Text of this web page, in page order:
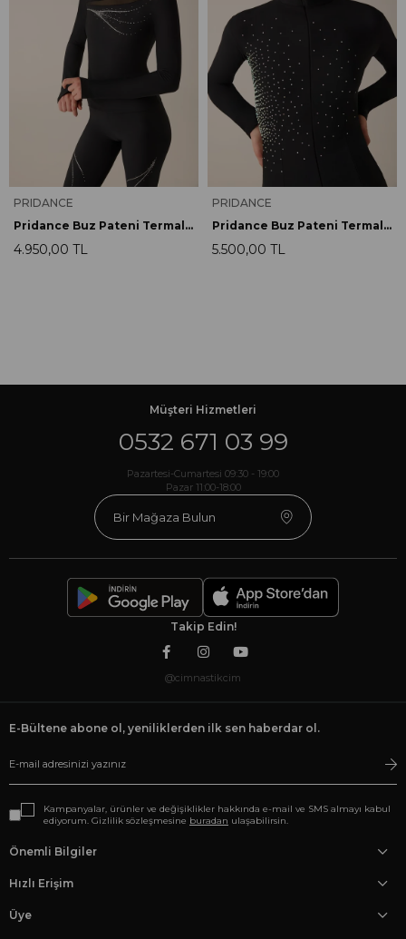
PRIDANCE
Pridance Buz Pateni Termal Üst Siyah 000309
4.950,00 TL
PRIDANCE
Pridance Buz Pateni Termal Fermuarlı Üst Siyah 000350
5.500,00 TL
Müşteri Hizmetleri
0532 671 03 99
Pazartesi-Cumartesi 09:30 - 19:00
Pazar 11:00-18:00
Bir Mağaza Bulun
Takip Edin!
@cimnastikcim
E-Bültene abone ol, yeniliklerden ilk sen haberdar ol.
Kampanyalar, ürünler ve değişiklikler hakkında e-mail ve SMS almayı kabul
ediyorum. Gizlilik sözleşmesine buradan ulaşabilirsin.
Önemli Bilgiler
Hızlı Erişim
Üye